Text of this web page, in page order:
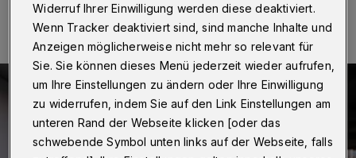
Widerruf Ihrer Einwilligung werden diese deaktiviert.
Wenn Tracker deaktiviert sind, sind manche Inhalte und
Anzeigen möglicherweise nicht mehr so relevant für
Sie. Sie können dieses Menü jederzeit wieder aufrufen,
um Ihre Einstellungen zu ändern oder Ihre Einwilligung
zu widerrufen, indem Sie auf den Link Einstellungen am
unteren Rand der Webseite klicken [oder das
schwebende Symbol unten links auf der Webseite, falls